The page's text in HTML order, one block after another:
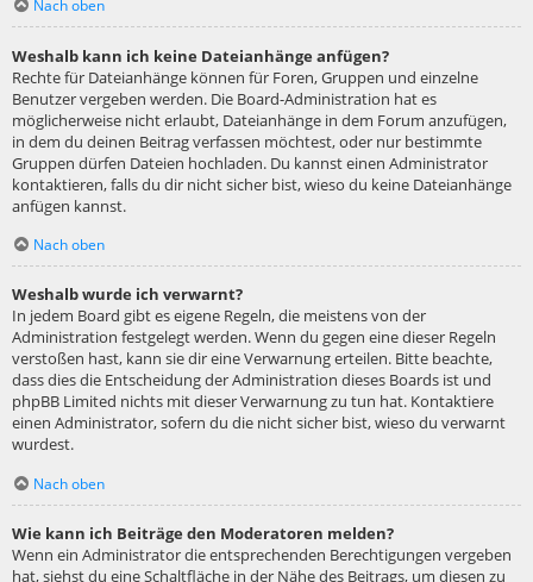
Nach oben
Weshalb kann ich keine Dateianhänge anfügen?
Rechte für Dateianhänge können für Foren, Gruppen und einzelne
Benutzer vergeben werden. Die Board-Administration hat es
möglicherweise nicht erlaubt, Dateianhänge in dem Forum anzufügen,
in dem du deinen Beitrag verfassen möchtest, oder nur bestimmte
Gruppen dürfen Dateien hochladen. Du kannst einen Administrator
kontaktieren, falls du dir nicht sicher bist, wieso du keine Dateianhänge
anfügen kannst.
Nach oben
Weshalb wurde ich verwarnt?
In jedem Board gibt es eigene Regeln, die meistens von der
Administration festgelegt werden. Wenn du gegen eine dieser Regeln
verstoßen hast, kann sie dir eine Verwarnung erteilen. Bitte beachte,
dass dies die Entscheidung der Administration dieses Boards ist und
phpBB Limited nichts mit dieser Verwarnung zu tun hat. Kontaktiere
einen Administrator, sofern du die nicht sicher bist, wieso du verwarnt
wurdest.
Nach oben
Wie kann ich Beiträge den Moderatoren melden?
Wenn ein Administrator die entsprechenden Berechtigungen vergeben
hat, siehst du eine Schaltfläche in der Nähe des Beitrags, um diesen zu